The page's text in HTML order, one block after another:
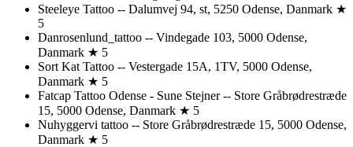
Steeleye Tattoo -- Dalumvej 94, st, 5250 Odense, Danmark ★
5
Danrosenlund_tattoo -- Vindegade 103, 5000 Odense,
Danmark ★ 5
Sort Kat Tattoo -- Vestergade 15A, 1TV, 5000 Odense,
Danmark ★ 5
Fatcap Tattoo Odense - Sune Stejner -- Store Gråbrødrestræde
15, 5000 Odense, Danmark ★ 5
Nuhyggervi tattoo -- Store Gråbrødrestræde 15, 5000 Odense,
Danmark ★ 5